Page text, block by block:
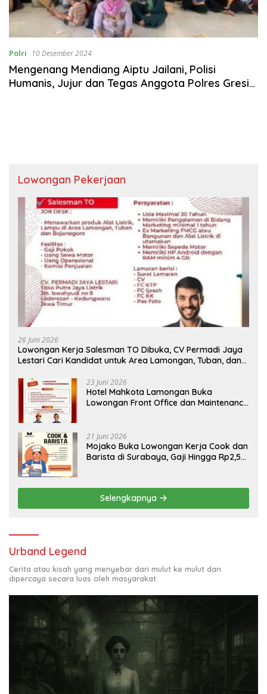
Polri 10 Desember 2024
Mengenang Mendiang Aiptu Jailani, Polisi
Humanis, Jujur dan Tegas Anggota Polres Gresik
Lowongan Pekerjaan
26 Juni 2026
Lowongan Kerja Salesman TO Dibuka, CV Permadi Jaya
Lestari Cari Kandidat untuk Area Lamongan, Tuban, dan
23 Juni 2026
Hotel Mahkota Lamongan Buka
Lowongan Front Office dan Maintenance
21 Juni 2026
Mojako Buka Lowongan Kerja Cook dan
Barista di Surabaya, Gaji Hingga Rp2,5
Selengkapnya
Urband Legend
Cerita atau kisah yang menyebar dari mulut ke mulut dan
dipercaya secara luas oleh masyarakat